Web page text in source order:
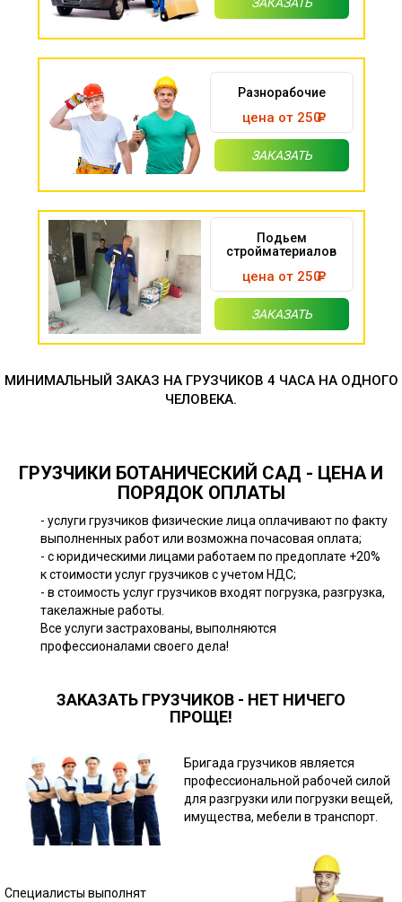
Разнорабочие
цена от 250
ЗАКАЗАТЬ
Подьем
стройматериалов
цена от 250
ЗАКАЗАТЬ
МИНИМАЛЬНЫЙ ЗАКАЗ НА ГРУЗЧИКОВ 4 ЧАСА НА ОДНОГО
ЧЕЛОВЕКА.
ГРУЗЧИКИ БОТАНИЧЕСКИЙ САД - ЦЕНА И
ПОРЯДОК ОПЛАТЫ
- услуги грузчиков физические лица оплачивают по факту
выполненных работ или возможна почасовая оплата;
- с юридическими лицами работаем по предоплате +20%
к стоимости услуг грузчиков с учетом НДС;
- в стоимость услуг грузчиков входят погрузка, разгрузка,
такелажные работы.
Все услуги застрахованы, выполняются
профессионалами своего дела!
ЗАКАЗАТЬ ГРУЗЧИКОВ - НЕТ НИЧЕГО
ПРОЩЕ!
Бригада грузчиков является
профессиональной рабочей силой
для разгрузки или погрузки вещей,
имущества, мебели в транспорт.
Специалисты выполнят